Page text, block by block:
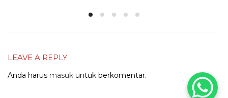
LEAVE A REPLY
Anda harus masuk untuk berkomentar.